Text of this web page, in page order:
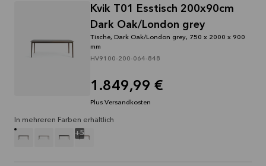
Kvik T01 Esstisch 200x90cm
Dark Oak/London grey
Tische, Dark Oak/London grey, 750 x 2000 x 900
mm
HV9100-200-064-848
1.849,99 €
Plus Versandkosten
In mehreren Farben erhältlich
+5